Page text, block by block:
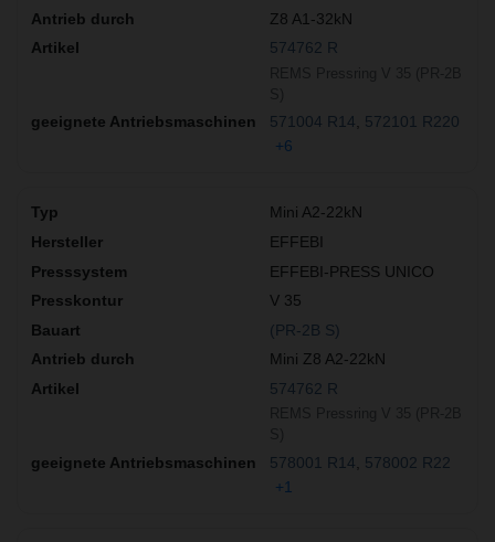
Z8 A1-32kN
574762 R
571004 R14
572101 R220
+6
Mini A2-22kN
EFFEBI
EFFEBI-PRESS UNICO
V 35
(PR-2B S)
Mini Z8 A2-22kN
574762 R
578001 R14
578002 R22
+1